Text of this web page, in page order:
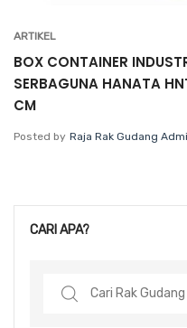
ARTIKEL
BOX CONTAINER
SERBAGUNA HANATA
CM
Posted by Raja Rak Gudang
CARI APA?
Search